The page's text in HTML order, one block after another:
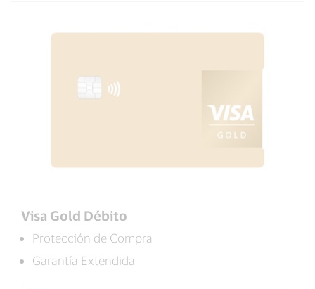
Visa Gold Débito
Protección de Compra
Garantía Extendida